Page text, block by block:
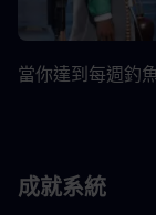
當你達到每週釣
成就系統